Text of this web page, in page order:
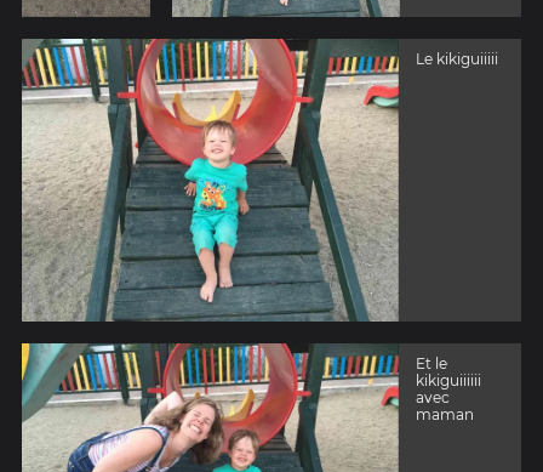
Le kikiguiiiii
Et le
kikiguiiiiii
avec
maman